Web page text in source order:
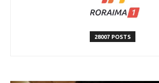
28007 POSTS